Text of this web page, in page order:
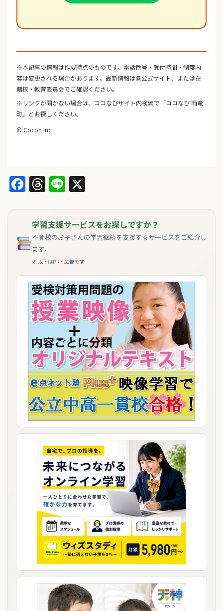
※本記事の情報は作成時点のものです。電話番号・受付時間・制度内
容は変更される場合があります。最新情報は各公式サイト、または在
籍校・教育委員会でご確認ください。
※リンクが開かない場合は、ココなびサイト内検索で「ココなび 雨竜
町」とお探しください。
© Cocon inc.
Facebook
Threads
Line
学習支援サービスをお探しですか？
不登校のお子さんの学習継続を支援するサービスをご紹介し
ます。
※ 以下はPR・広告です